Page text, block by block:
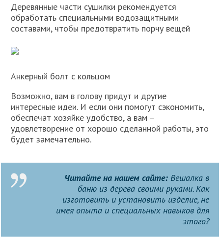
Деревянные части сушилки рекомендуется
обработать специальными водозащитными
составами, чтобы предотвратить порчу вещей
Анкерный болт с кольцом
Возможно, вам в голову придут и другие
интересные идеи. И если они помогут сэкономить,
обеспечат хозяйке удобство, а вам –
удовлетворение от хорошо сделанной работы, это
будет замечательно.
Читайте на нашем сайте:Вешалка в
баню из дерева своими руками. Как
изготовить и установить изделие, не
имея опыта и специальных навыков для
этого?